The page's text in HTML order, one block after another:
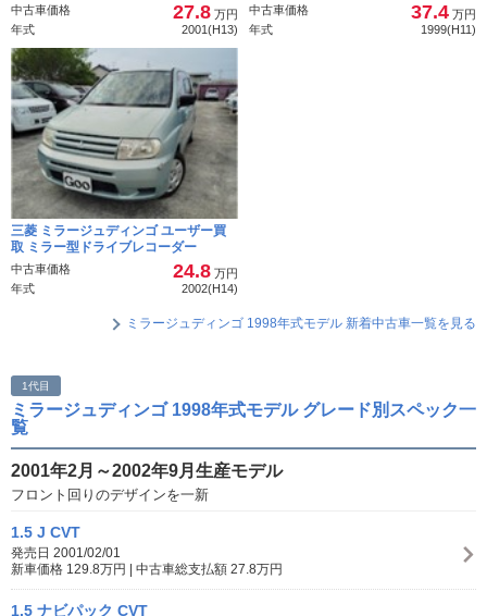
中古車価格 27.8 万円
年式
2001(H13)
中古車価格 37.4 万円
年式
1999(H11)
三菱 ミラージュディンゴ ユーザー買
取 ミラー型ドライブレコーダー
中古車価格 24.8 万円
年式
2002(H14)
ミラージュディンゴ 1998年式モデル 新着中古車一覧を見る
1代目
ミラージュディンゴ 1998年式モデル グレード別スペック一
覧
2001年2月～2002年9月生産モデル
フロント回りのデザインを一新
1.5 J CVT
発売日 2001/02/01
新車価格 129.8万円 | 中古車総支払額 27.8万円
1.5 ナビパック CVT